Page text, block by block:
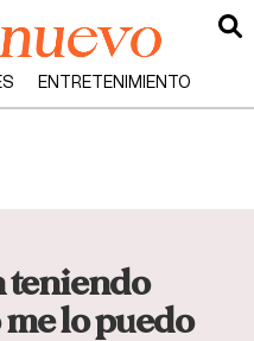
ENTRETENIMIENTO
teniendo
me lo puedo